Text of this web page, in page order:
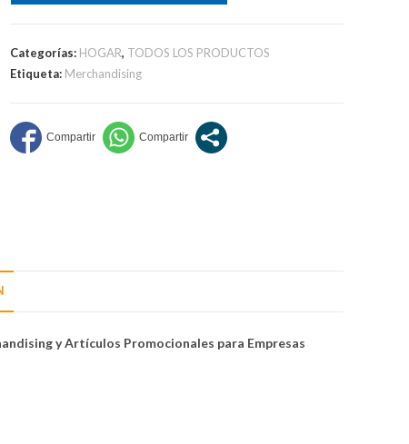
personalizado
Categorías: HOGAR, TODOS LOS PRODUCTOS
Etiqueta: Merchandising
y Artículos Promocionales para Empresas